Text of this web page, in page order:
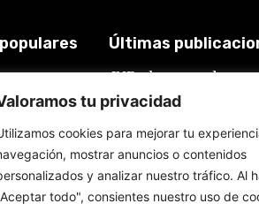
tu privacidad
cookies para mejorar tu
mostrar anuncios o contenidos
y analizar nuestro tráfico. Al
todo", consientes nuestro uso de
3921
2018
577
559
534
Últimas
JNE y los casos de
candidatos a alcaldes
los de López Aliaga: La
reglamento
6 de agosto de 2026
Rafael López Aliaga